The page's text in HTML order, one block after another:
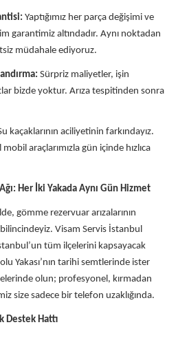
Yaptığımız her parça değişimi ve
garantimiz altındadır. Aynı noktadan
müdahale ediyoruz.
Sürpriz maliyetler, işin
bizde yoktur. Arıza tespitinden sonra
kaçaklarının aciliyetinin farkındayız.
araçlarımızla gün içinde hızlıca
Her İki Yakada Aynı Gün Hizmet
gömme rezervuar arızalarının
Visam Servis İstanbul
tüm ilçelerini kapsayacak
Yakası’nın tarihi semtlerinde ister
olun; profesyonel, kırmadan
size sadece bir telefon uzaklığında.
Destek Hattı